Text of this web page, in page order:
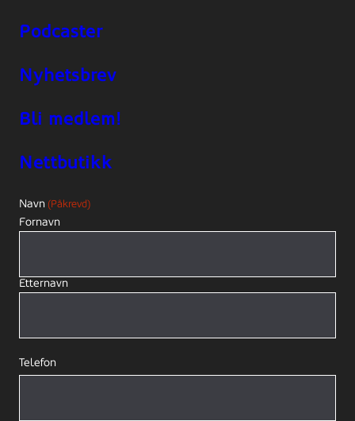
Podcaster
Nyhetsbrev
Bli medlem!
Nettbutikk
Navn (Påkrevd)
Fornavn
Etternavn
Telefon